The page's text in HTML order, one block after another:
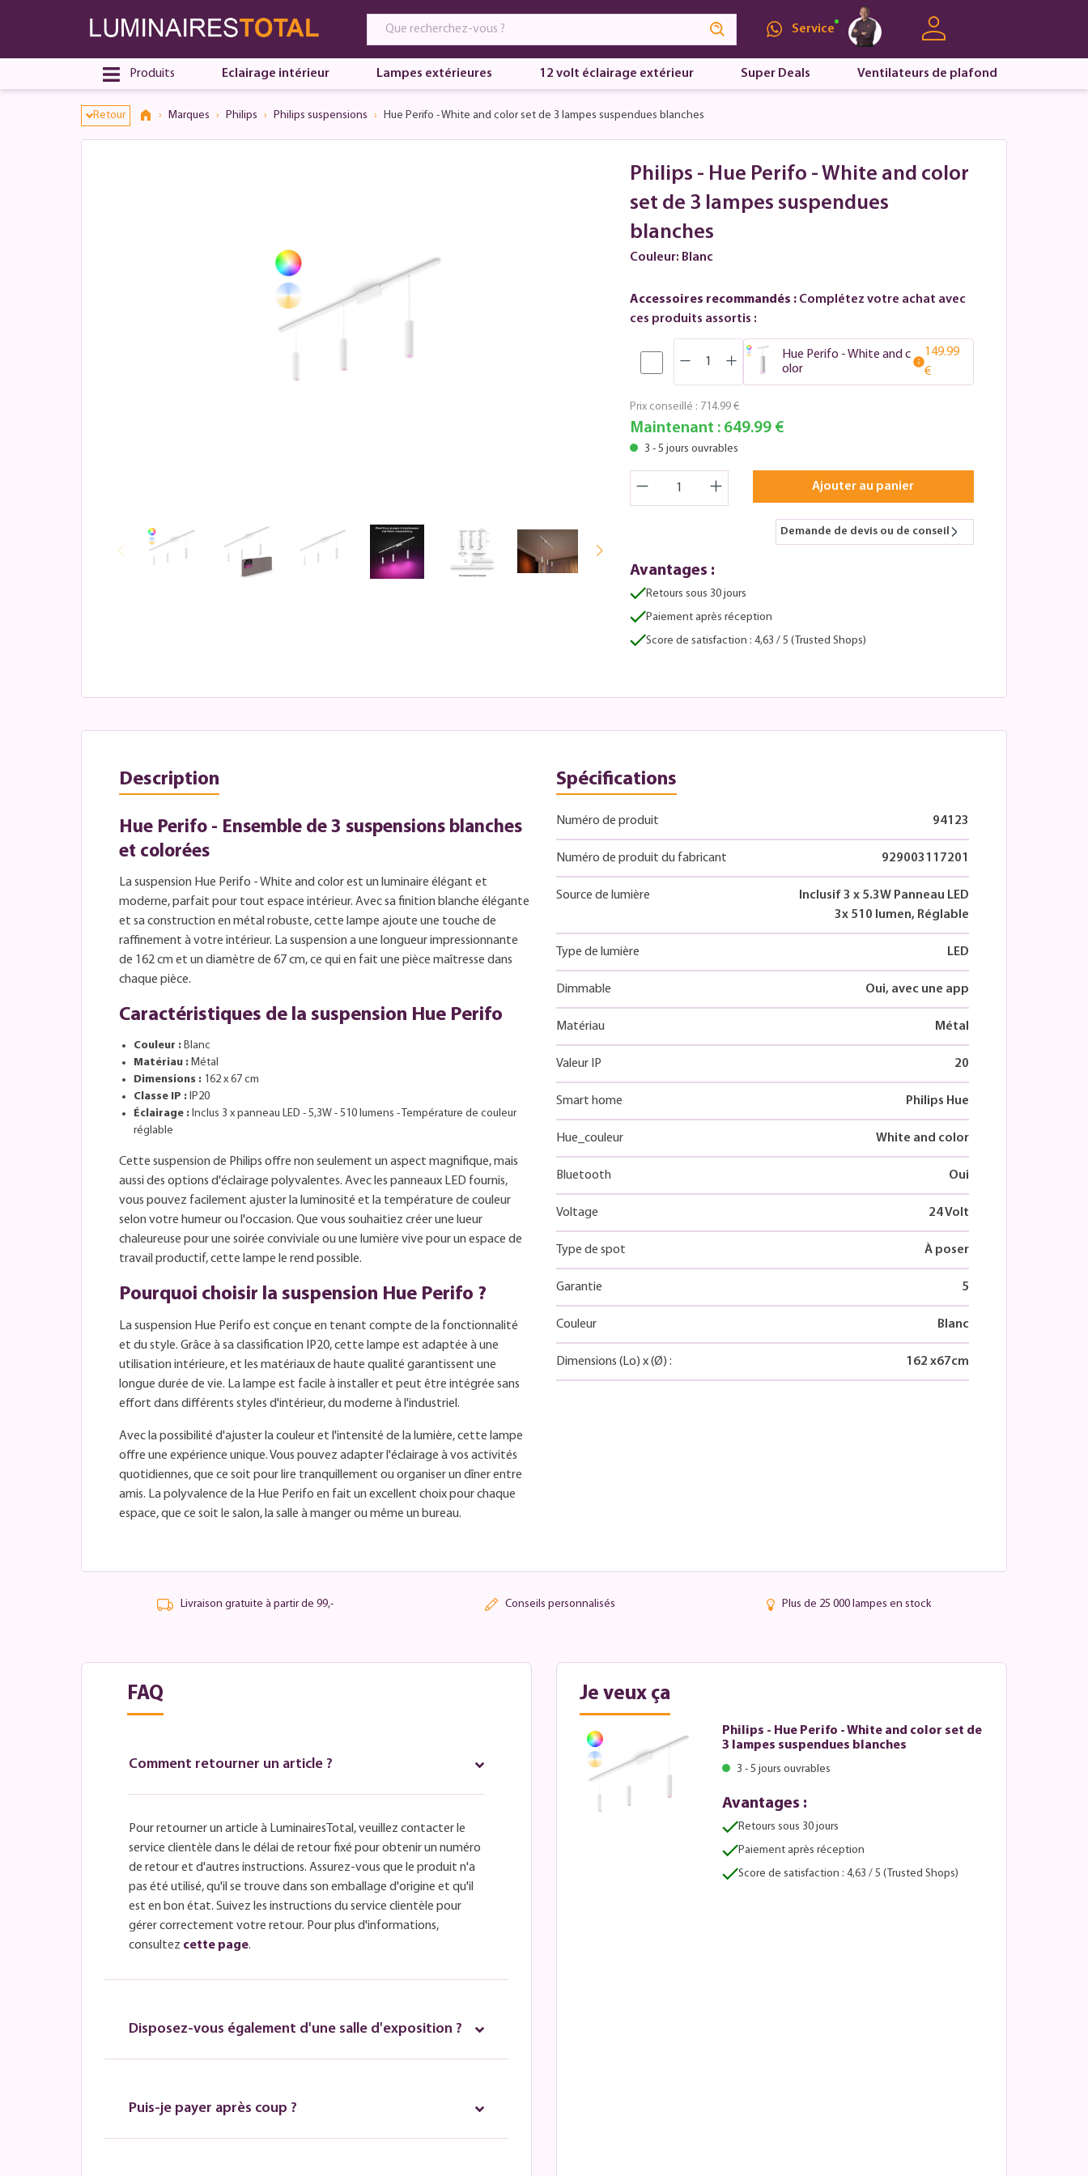
Service
Produits Eclairage intérieur Lampes extérieures 12 volt éclairage extérieur Super Deals Ventilateurs de plafond
Retour Marques Philips Philips suspensions Hue Perifo - White and color set de 3 lampes suspendues blanches
Philips - Hue Perifo - White and color
set de 3 lampes suspendues
blanches
Couleur: Blanc
Accessoires recommandés : Complétez votre achat avec
ces produits assortis :
Hue Perifo - White and c
olor
149.99
€
Prix conseillé : 714.99 €
Maintenant : 649.99 €
3 - 5 jours ouvrables
Ajouter au panier
Demande de devis ou de conseil
Avantages :
Retours sous 30 jours
Paiement après réception
Score de satisfaction : 4,63 / 5 (Trusted Shops)
Description
Hue Perifo - Ensemble de 3 suspensions blanches
et colorées
La suspension Hue Perifo - White and color est un luminaire élégant et
moderne, parfait pour tout espace intérieur. Avec sa finition blanche élégante
et sa construction en métal robuste, cette lampe ajoute une touche de
raffinement à votre intérieur. La suspension a une longueur impressionnante
de 162 cm et un diamètre de 67 cm, ce qui en fait une pièce maîtresse dans
chaque pièce.
Caractéristiques de la suspension Hue Perifo
Couleur : Blanc
Matériau : Métal
Dimensions : 162 x 67 cm
Classe IP : IP20
Éclairage : Inclus 3 x panneau LED - 5,3W - 510 lumens - Température de couleur
réglable
Cette suspension de Philips offre non seulement un aspect magnifique, mais
aussi des options d'éclairage polyvalentes. Avec les panneaux LED fournis,
vous pouvez facilement ajuster la luminosité et la température de couleur
selon votre humeur ou l'occasion. Que vous souhaitiez créer une lueur
chaleureuse pour une soirée conviviale ou une lumière vive pour un espace de
travail productif, cette lampe le rend possible.
Pourquoi choisir la suspension Hue Perifo ?
La suspension Hue Perifo est conçue en tenant compte de la fonctionnalité
et du style. Grâce à sa classification IP20, cette lampe est adaptée à une
utilisation intérieure, et les matériaux de haute qualité garantissent une
longue durée de vie. La lampe est facile à installer et peut être intégrée sans
effort dans différents styles d'intérieur, du moderne à l'industriel.
Avec la possibilité d'ajuster la couleur et l'intensité de la lumière, cette lampe
offre une expérience unique. Vous pouvez adapter l'éclairage à vos activités
quotidiennes, que ce soit pour lire tranquillement ou organiser un dîner entre
amis. La polyvalence de la Hue Perifo en fait un excellent choix pour chaque
espace, que ce soit le salon, la salle à manger ou même un bureau.
Spécifications
Numéro de produit 94123
Numéro de produit du fabricant 929003117201
Source de lumière
Inclusif 3 x 5.3W Panneau LED
3x 510 lumen, Réglable
Type de lumière LED
Dimmable Oui, avec une app
Matériau Métal
Valeur IP 20
Smart home Philips Hue
Hue_couleur White and color
Bluetooth Oui
Voltage 24 Volt
Type de spot À poser
Garantie 5
Couleur Blanc
Dimensions (Lo) x(Ø) : 162 x67cm
Livraison gratuite à partir de 99,- Conseils personnalisés Plus de 25 000 lampes en stock
FAQ
Comment retourner un article ?
Pour retourner un article à LuminairesTotal, veuillez contacter le
service clientèle dans le délai de retour fixé pour obtenir un numéro
de retour et d'autres instructions. Assurez-vous que le produit n'a
pas été utilisé, qu'il se trouve dans son emballage d'origine et qu'il
est en bon état. Suivez les instructions du service clientèle pour
gérer correctement votre retour. Pour plus d'informations,
consultez cette page.
Disposez-vous également d'une salle d'exposition ?
Puis-je payer après coup ?
Je veux ça
Philips - Hue Perifo - White and color set de
3 lampes suspendues blanches
3 - 5 jours ouvrables
Avantages :
Retours sous 30 jours
Paiement après réception
Score de satisfaction : 4,63 / 5 (Trusted Shops)